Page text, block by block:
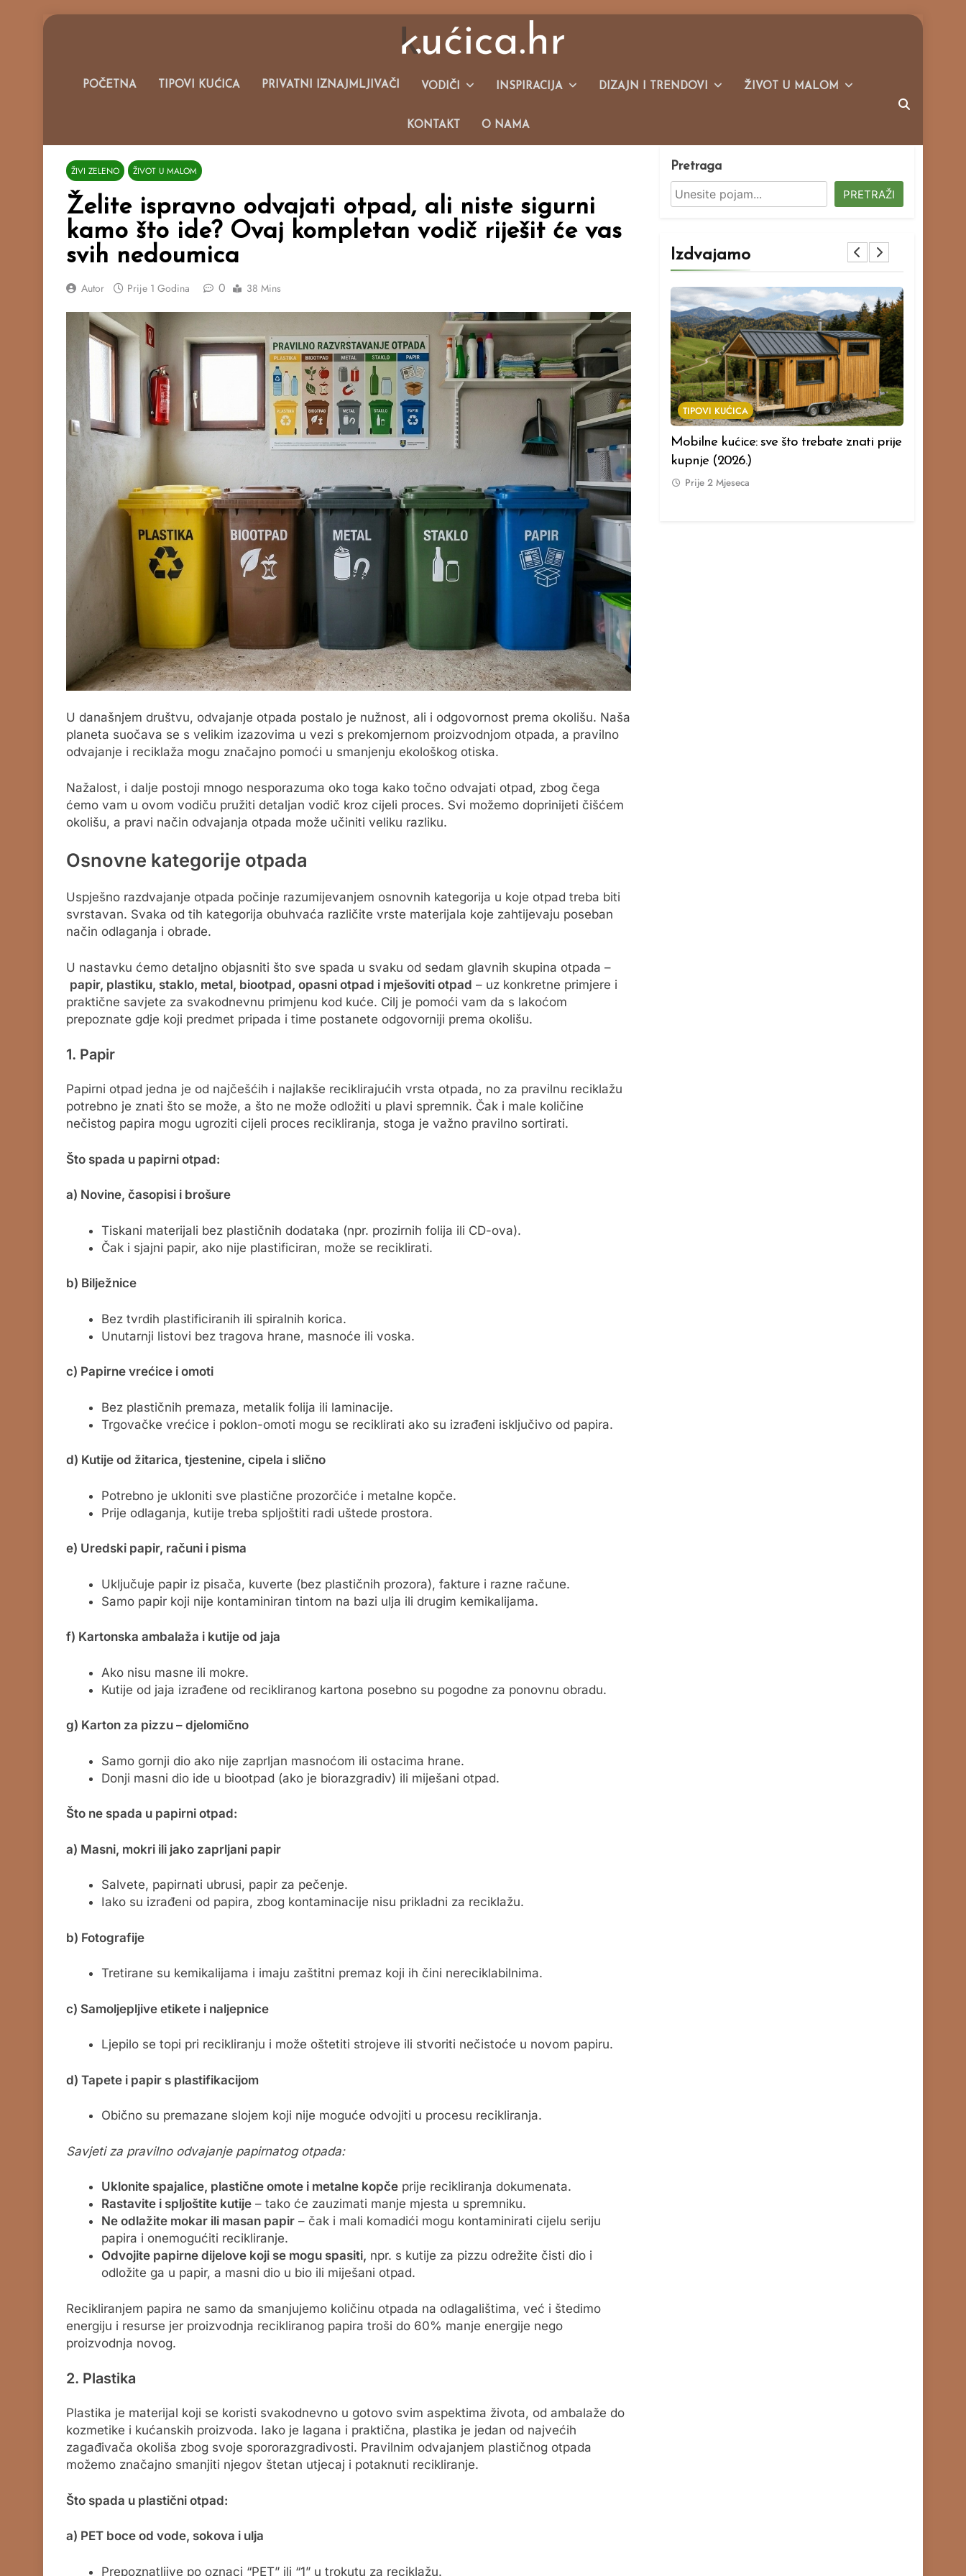
Skip
Portal O Malim Kućama I Održivom Načinu Života.
POČETNA TIPOVI KUĆICA PRIVATNI IZNAJMLJIVAČI VODIČI INSPIRACIJA DIZAJN I TRENDOVI ŽIVOT U MALOM
KONTAKT O NAMA
ŽIVI ZELENO ŽIVOT U MALOM
Želite ispravno odvajati otpad, ali niste sigurni
kamo što ide? Ovaj kompletan vodič riješit će vas
svih nedoumica
Autor Prije 1 Godina 0 38 Mins
U današnjem društvu, odvajanje otpada postalo je nužnost, ali i odgovornost prema okolišu. Naša
planeta suočava se s velikim izazovima u vezi s prekomjernom proizvodnjom otpada, a pravilno
odvajanje i reciklaža mogu značajno pomoći u smanjenju ekološkog otiska.
Nažalost, i dalje postoji mnogo nesporazuma oko toga kako točno odvajati otpad, zbog čega
ćemo vam u ovom vodiču pružiti detaljan vodič kroz cijeli proces. Svi možemo doprinijeti čišćem
okolišu, a pravi način odvajanja otpada može učiniti veliku razliku.
Osnovne kategorije otpada
Uspješno razdvajanje otpada počinje razumijevanjem osnovnih kategorija u koje otpad treba biti
svrstavan. Svaka od tih kategorija obuhvaća različite vrste materijala koje zahtijevaju poseban
način odlaganja i obrade.
U nastavku ćemo detaljno objasniti što sve spada u svaku od sedam glavnih skupina otpada –
papir, plastiku, staklo, metal, biootpad, opasni otpad i mješoviti otpad – uz konkretne primjere i
praktične savjete za svakodnevnu primjenu kod kuće. Cilj je pomoći vam da s lakoćom
prepoznate gdje koji predmet pripada i time postanete odgovorniji prema okolišu.
1. Papir
Papirni otpad jedna je od najčešćih i najlakše reciklirajućih vrsta otpada, no za pravilnu reciklažu
potrebno je znati što se može, a što ne može odložiti u plavi spremnik. Čak i male količine
nečistog papira mogu ugroziti cijeli proces recikliranja, stoga je važno pravilno sortirati.
Što spada u papirni otpad:
a) Novine, časopisi i brošure
Tiskani materijali bez plastičnih dodataka (npr. prozirnih folija ili CD-ova).
Čak i sjajni papir, ako nije plastificiran, može se reciklirati.
b) Bilježnice
Bez tvrdih plastificiranih ili spiralnih korica.
Unutarnji listovi bez tragova hrane, masnoće ili voska.
c) Papirne vrećice i omoti
Bez plastičnih premaza, metalik folija ili laminacije.
Trgovačke vrećice i poklon-omoti mogu se reciklirati ako su izrađeni isključivo od papira.
d) Kutije od žitarica, tjestenine, cipela i slično
Potrebno je ukloniti sve plastične prozorčiće i metalne kopče.
Prije odlaganja, kutije treba spljoštiti radi uštede prostora.
e) Uredski papir, računi i pisma
Uključuje papir iz pisača, kuverte (bez plastičnih prozora), fakture i razne račune.
Samo papir koji nije kontaminiran tintom na bazi ulja ili drugim kemikalijama.
f) Kartonska ambalaža i kutije od jaja
Ako nisu masne ili mokre.
Kutije od jaja izrađene od recikliranog kartona posebno su pogodne za ponovnu obradu.
g) Karton za pizzu – djelomično
Samo gornji dio ako nije zaprljan masnoćom ili ostacima hrane.
Donji masni dio ide u biootpad (ako je biorazgradiv) ili miješani otpad.
Što ne spada u papirni otpad:
a) Masni, mokri ili jako zaprljani papir
Salvete, papirnati ubrusi, papir za pečenje.
Iako su izrađeni od papira, zbog kontaminacije nisu prikladni za reciklažu.
b) Fotografije
Tretirane su kemikalijama i imaju zaštitni premaz koji ih čini nereciklabilnima.
c) Samoljepljive etikete i naljepnice
Ljepilo se topi pri recikliranju i može oštetiti strojeve ili stvoriti nečistoće u novom papiru.
d) Tapete i papir s plastifikacijom
Obično su premazane slojem koji nije moguće odvojiti u procesu recikliranja.
Savjeti za pravilno odvajanje papirnatog otpada:
Uklonite spajalice, plastične omote i metalne kopčeprije recikliranja dokumenata.
Rastavite i spljoštite kutije– tako će zauzimati manje mjesta u spremniku.
Ne odlažite mokar ili masan papir– čak i mali komadići mogu kontaminirati cijelu seriju
papira i onemogućiti recikliranje.
Odvojite papirne dijelove koji se mogu spasiti, npr. s kutije za pizzu odrežite čisti dio i
odložite ga u papir, a masni dio u bio ili miješani otpad.
Recikliranjem papira ne samo da smanjujemo količinu otpada na odlagalištima, već i štedimo
energiju i resurse jer proizvodnja recikliranog papira troši do 60% manje energije nego
proizvodnja novog.
2. Plastika
Plastika je materijal koji se koristi svakodnevno u gotovo svim aspektima života, od ambalaže do
kozmetike i kućanskih proizvoda. Iako je lagana i praktična, plastika je jedan od najvećih
zagađivača okoliša zbog svoje spororazgradivosti. Pravilnim odvajanjem plastičnog otpada
možemo značajno smanjiti njegov štetan utjecaj i potaknuti recikliranje.
Što spada u plastični otpad:
a) PET boce od vode, sokova i ulja
Prepoznatljive po oznaci “PET” ili “1” u trokutu za reciklažu.
Pretraga
PRETRAŽI
Izdvajamo
TIPOVI KUĆICA
Kućice od lagane čelične konstrukcije
(LGS): sve što trebate znati prije kupnje
(2026.)
Prije2 Mjeseca
PRIVATNI IZNAJMLJIVAČI
Želite iznajmljivati smještaj? Ne
preskačite ovaj ključan korak prije
pokretanja turističkog biznisa
Prije2 Mjeseca
TIPOVI KUĆICA
Mobilne kućice: sve što trebate znati prije
kupnje (2026.)
Prije 2 Mjeseca